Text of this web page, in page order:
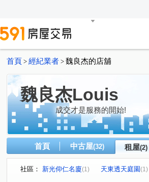
首頁 > 經紀業者 > 魏良杰的店舖
魏良杰Louis
成交才是服務的開始!
首頁 中古屋(32) 租屋(2)
社區： 新光仰仁名廈(1) 天東透天庭園(1)